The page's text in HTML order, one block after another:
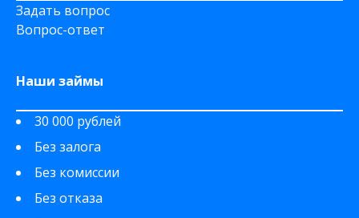
Задать вопрос
Вопрос-ответ
Наши займы
30 000 рублей
Без залога
Без комиссии
Без отказа